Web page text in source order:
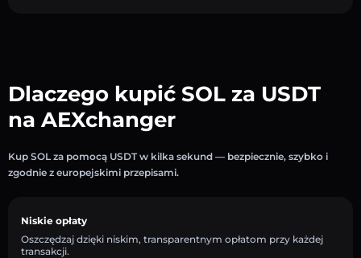
Dlaczego kupić SOL za USDT
na AEXchanger
Kup SOL za pomocą USDT w kilka sekund — bezpiecznie, szybko i
zgodnie z europejskimi przepisami.
Niskie opłaty
Oszczędzaj dzięki niskim, transparentnym opłatom przy każdej
transakcji.